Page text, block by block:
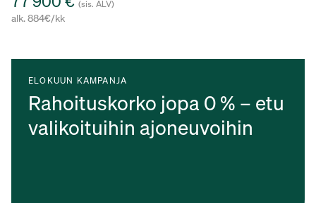
(sis. ALV)
alk. 884€/kk
ELOKUUN KAMPANJA
Rahoituskorko jopa 0 % – etu
valikoituihin ajoneuvoihin